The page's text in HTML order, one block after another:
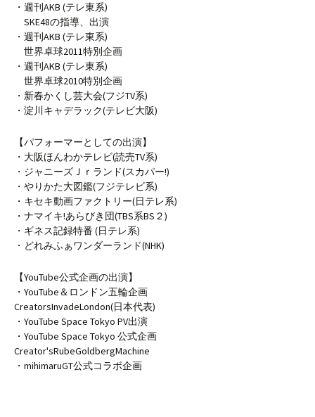
・週刊AKB (テレ東系)
SKE48の指導、出演
・週刊AKB (テレ東系)
世界卓球2011特別企画
・週刊AKB (テレ東系)
世界卓球2010特別企画
・新春かくし芸大会(フジTV系)
・淀川キャデラック(テレビ大阪)
【パフォーマーとしての出演】
・大阪ほんわかテレビ(読売TV系)
・ジャニーズＪｒランド(スカパー!)
・やりかた大図鑑(フジテレビ系)
・キセキ動画ファクトリー(日テレ系)
・ナマイキ!あらびき団(TBS系BS２)
・ギネス記録特番 (日テレ系)
・どれみふぁワンダーランド(NHK)
【YouTube公式企画の出演】
・YouTube＆ロンドン五輪企画
CreatorsInvadeLondon(日本代表)
・YouTube Space Tokyo PV出演
・YouTube Space Tokyo 公式企画
Creator'sRubeGoldbergMachine
・mihimaruGT公式コラボ企画